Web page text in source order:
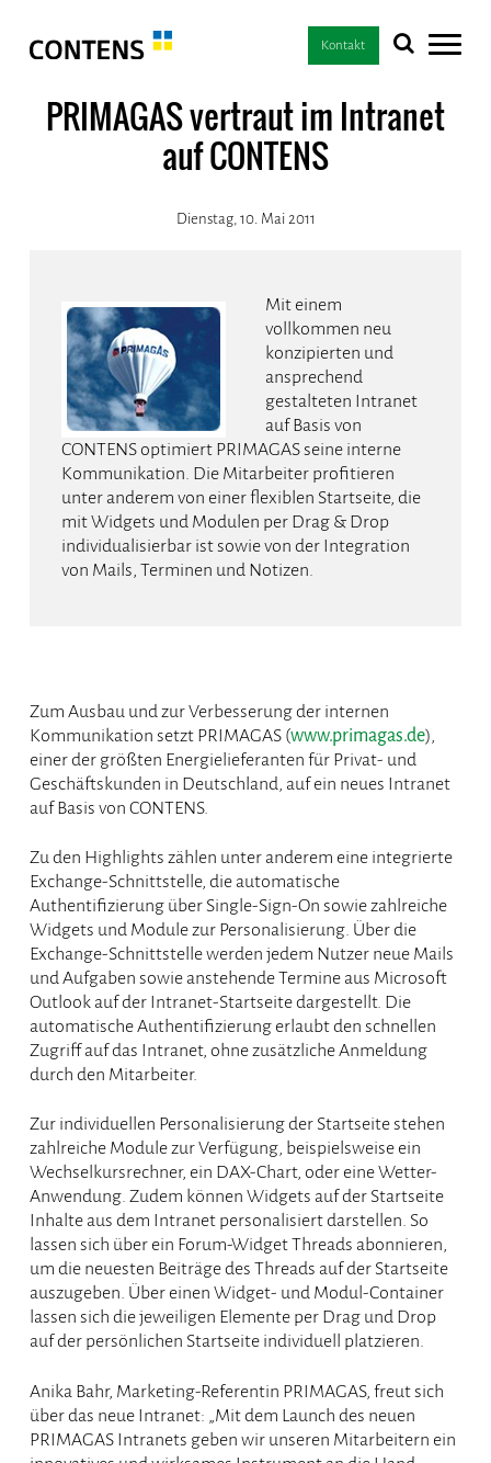
Kontakt
PRIMAGAS vertraut im Intranet
auf CONTENS
Dienstag, 10. Mai 2011
Mit einem
vollkommen neu
konzipierten und
ansprechend
gestalteten Intranet
auf Basis von
CONTENS optimiert PRIMAGAS seine interne
Kommunikation. Die Mitarbeiter profitieren
unter anderem von einer flexiblen Startseite, die
mit Widgets und Modulen per Drag & Drop
individualisierbar ist sowie von der Integration
von Mails, Terminen und Notizen.
Zum Ausbau und zur Verbesserung der internen
Kommunikation setzt PRIMAGAS (www.primagas.de),
einer der größten Energielieferanten für Privat- und
Geschäftskunden in Deutschland, auf ein neues Intranet
auf Basis von CONTENS.
Zu den Highlights zählen unter anderem eine integrierte
Exchange-Schnittstelle, die automatische
Authentifizierung über Single-Sign-On sowie zahlreiche
Widgets und Module zur Personalisierung. Über die
Exchange-Schnittstelle werden jedem Nutzer neue Mails
und Aufgaben sowie anstehende Termine aus Microsoft
Outlook auf der Intranet-Startseite dargestellt. Die
automatische Authentifizierung erlaubt den schnellen
Zugriff auf das Intranet, ohne zusätzliche Anmeldung
durch den Mitarbeiter.
Zur individuellen Personalisierung der Startseite stehen
zahlreiche Module zur Verfügung, beispielsweise ein
Wechselkursrechner, ein DAX-Chart, oder eine Wetter-
Anwendung. Zudem können Widgets auf der Startseite
Inhalte aus dem Intranet personalisiert darstellen. So
lassen sich über ein Forum-Widget Threads abonnieren,
um die neuesten Beiträge des Threads auf der Startseite
auszugeben. Über einen Widget- und Modul-Container
lassen sich die jeweiligen Elemente per Drag und Drop
auf der persönlichen Startseite individuell platzieren.
Anika Bahr, Marketing-Referentin PRIMAGAS, freut sich
über das neue Intranet: „Mit dem Launch des neuen
PRIMAGAS Intranets geben wir unseren Mitarbeitern ein